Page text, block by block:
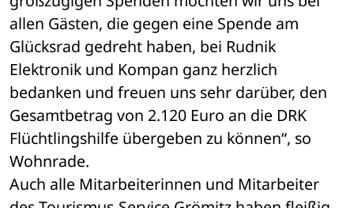
allen Gästen, die gegen eine Spende am
Glücksrad gedreht haben, bei Rudnik
Elektronik und Kompan ganz herzlich
bedanken und freuen uns sehr darüber, den
Gesamtbetrag von 2.120 Euro an die DRK
Flüchtlingshilfe übergeben zu können“, so
Wohnrade.
Auch alle Mitarbeiterinnen und Mitarbeiter